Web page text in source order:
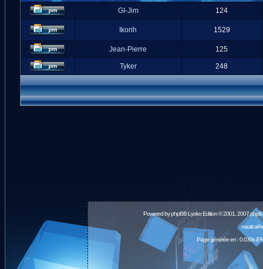
GI-Jim
124
Ikorih 1529
Jean-Pierre 125
Tyker 248
Powered byphpBBLyoko Edition © 2001, 2007
Page générée en : 0.039s